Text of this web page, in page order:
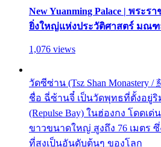
New Yuanming Palace | พระ
ยิ่งใหญ่แห่งประวัติศาสตร์ มณฑ
1,076 views
วัดซีซ่าน (Tsz Shan Monastery
ชื่อ ฉี่ซ้านจี๋ เป็นวัดพุทธที่ตั้งอยู่ริ
(Repulse Bay) ในฮ่องกง โดดเ
ขาวขนาดใหญ่ สูงถึง 76 เมตร
ที่สูงเป็นอันดับต้นๆ ของโลก